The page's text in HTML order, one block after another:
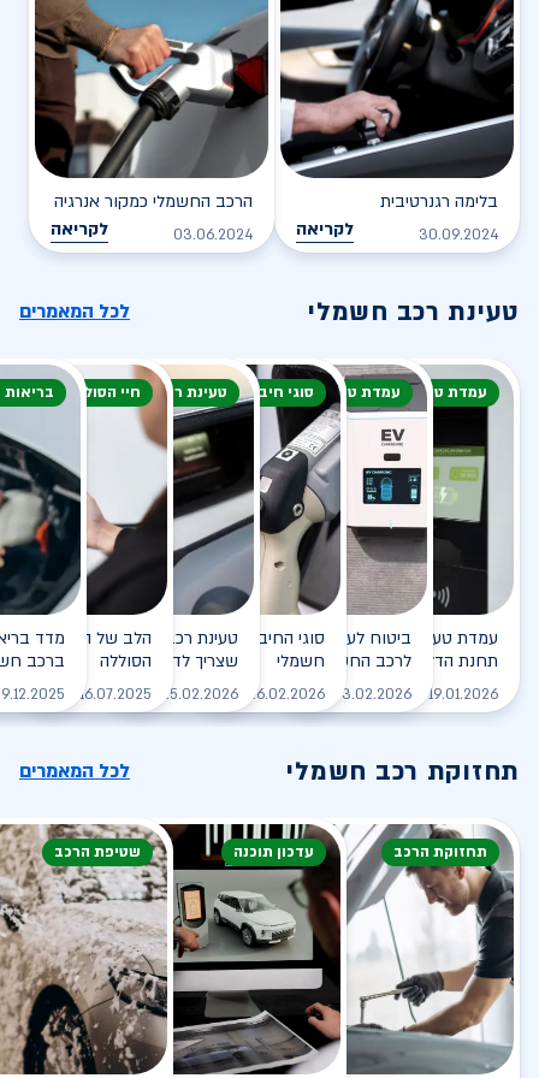
בלימה רגנרטיבית
30.09.2024 לקריאה
הרכב החשמלי כמקור אנרגיה
03.06.2024 לקריאה
טעינת רכב חשמלי לכל המאמרים
עמדת טעינה
עמדת טעינה - הסוף של
תחנת הדלק?
19.01.2026 לקריאה
עמדת טעינה
ביטוח לעמדת טעינה ביתית
לרכב החשמלי
03.02.2026 לקריאה
סוגי חיבור
סוגי החיבורים לטעינת רכב
חשמלי
26.02.2026 לקריאה
טעינת רכב חשמלי
טעינת רכב חשמלי - כל מה
שצריך לדעת
25.02.2026 לקריאה
חיי הסוללה
הלב של הרכב
הסוללה
16.07.2025
ברכב
תחזוקת רכב חשמלי לכל המאמרים
תחזוקת הרכב עדכון תוכנה שטיפת הרכב